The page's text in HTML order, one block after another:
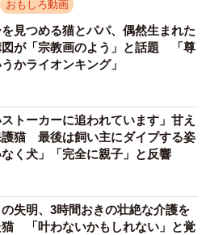
おもしろ動画
見つめる猫とパパ、偶然生まれた
図が「宗教画のよう」と話題 「尊
かライオンキング」
ストーカーに追われています」甘え
護猫 最後は飼い主にダイブする姿
く犬」「完全に親子」と反響
失明、3時間おきの壮絶な介護を
猫 「叶わないかもしれない」と覚